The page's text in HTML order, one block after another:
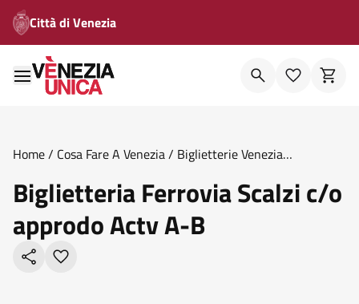
Città di Venezia
Home/ Cosa Fare A Venezia/ Biglietterie Venezia
Biglietteria Ferrovia Scalzi c/o
approdo Actv A-B